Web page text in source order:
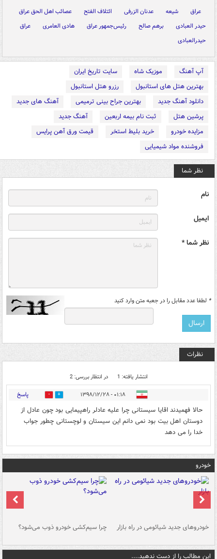
عراق شیعه عدنان الزرفی ائتلاف الفتح
عصائب اهل الحق عراق
حیدر العبادی
برهم صالح رئیس‌جمهور عراق هادی العامری
عراق
حیدرالعبادی
آپ آهنگ موزیک شاه
سایت تاریخ ایران
بهترین هتل های استانبول
رزرو هتل استانبول
دانلود آهنگ جدید
بهترین جراح بینی ترمیمی
آهنگ های جدید
پرشین هتل
ثبت نام بیمه اربعین
آهنگ جدید
مزایده خودرو
خرید بلیط استخر
قیمت ورق آهن پرایس
فروشنده مواد شیمیایی
نظر شما
نام
ایمیل
نظر شما *
* لطفا عدد مقابل را در جعبه متن وارد کنید
نظرات
انتشار یافته: 1 در انتظار بررسی: 2
۰۱:۱۸ - ۱۳۹۸/۱۲/۲۸ 0 پاسخ
حالا فهمیدند اقایا سیستانی چرا علیه عادلر راهپیمایی بود چون عادل از
دوستان اهل بیت بود نمی دانم این سیستان و لوچستانی چطور جواب
خدا را می دهد
خودرو
خودروهای جدید شیائومی در راه بازار چرا سیم‌کشی خودرو ذوب می‌شود؟
این مطالب را از دست ندهید....